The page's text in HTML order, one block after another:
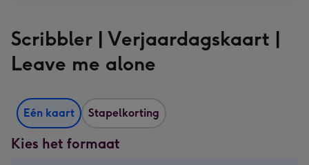
Scribbler | Verjaardagskaart |
Leave me alone
Eén kaart Stapelkorting
Kies het formaat